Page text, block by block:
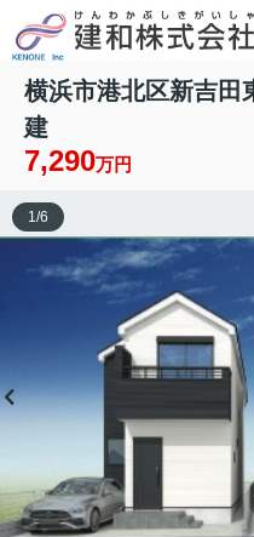
横浜市港北区新吉田
建
7,290万円
1/6